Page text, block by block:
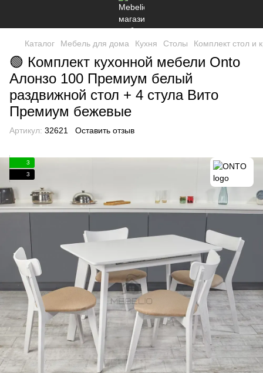
Каталог Мебель для дома Кухня Столы Комплект стол и
🟢 Комплект кухонной мебели Onto
Алонзо 100 Премиум белый
раздвижной стол + 4 стула Вито
Премиум бежевые
Артикул: 32621 Оставить отзыв
3
3